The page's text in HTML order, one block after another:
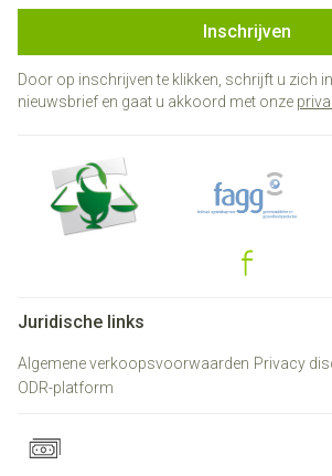
Inschrijven
Door op inschrijven te klikken, schrijft u zich
nieuwsbrief en gaat u akkoord met onze
Juridische links
Algemene verkoopsvoorwaarden Privacy
ODR-platform